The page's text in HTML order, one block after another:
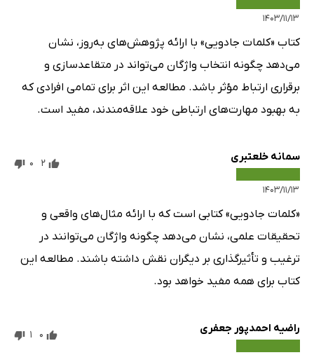
۱۴۰۳/۱۱/۱۳
کتاب «کلمات جادویی» با ارائه پژوهش‌های به‌روز، نشان
می‌دهد چگونه انتخاب واژگان می‌تواند در متقاعدسازی و
برقراری ارتباط مؤثر باشد. مطالعه این اثر برای تمامی افرادی که
به بهبود مهارت‌های ارتباطی خود علاقه‌مندند، مفید است.
سمانه خلعتبری
۱۴۰۳/۱۱/۱۳
2
0
«کلمات جادویی» کتابی است که با ارائه مثال‌های واقعی و
تحقیقات علمی، نشان می‌دهد چگونه واژگان می‌توانند در
ترغیب و تأثیرگذاری بر دیگران نقش داشته باشند. مطالعه این
کتاب برای همه مفید خواهد بود.
راضیه احمدپور جعفری 0
1